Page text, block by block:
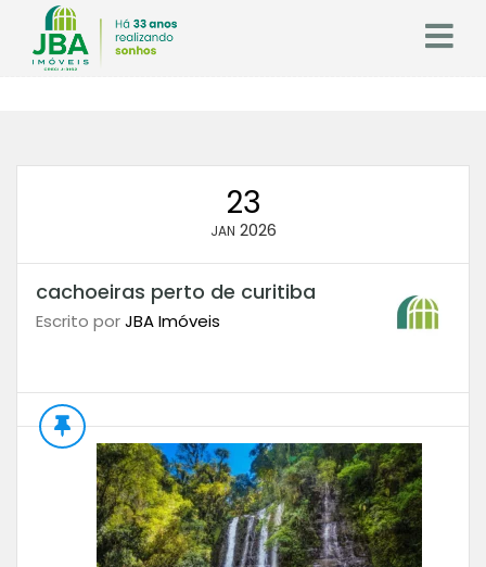
23
JAN 2026
cachoeiras perto de curitiba
Escrito porJBA Imóveis